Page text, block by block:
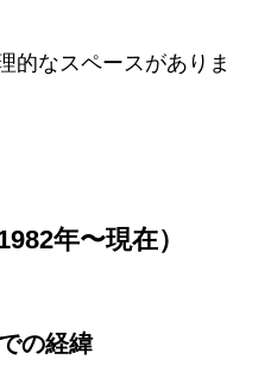
的なスペースがありま
年〜現在）
の経緯